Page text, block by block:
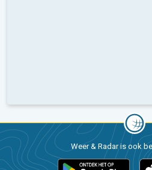
Weer & Radar is ook